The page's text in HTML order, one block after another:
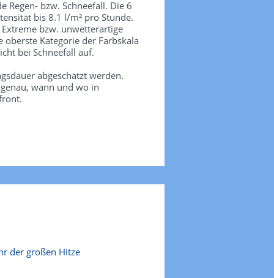
Regen- bzw. Schneefall. Die 6
bis 8.1 l/m² pro Stunde.
bzw. unwetterartige
Kategorie der Farbskala
bei Schneefall auf.
abgeschätzt werden.
wann und wo in
der großen Hitze